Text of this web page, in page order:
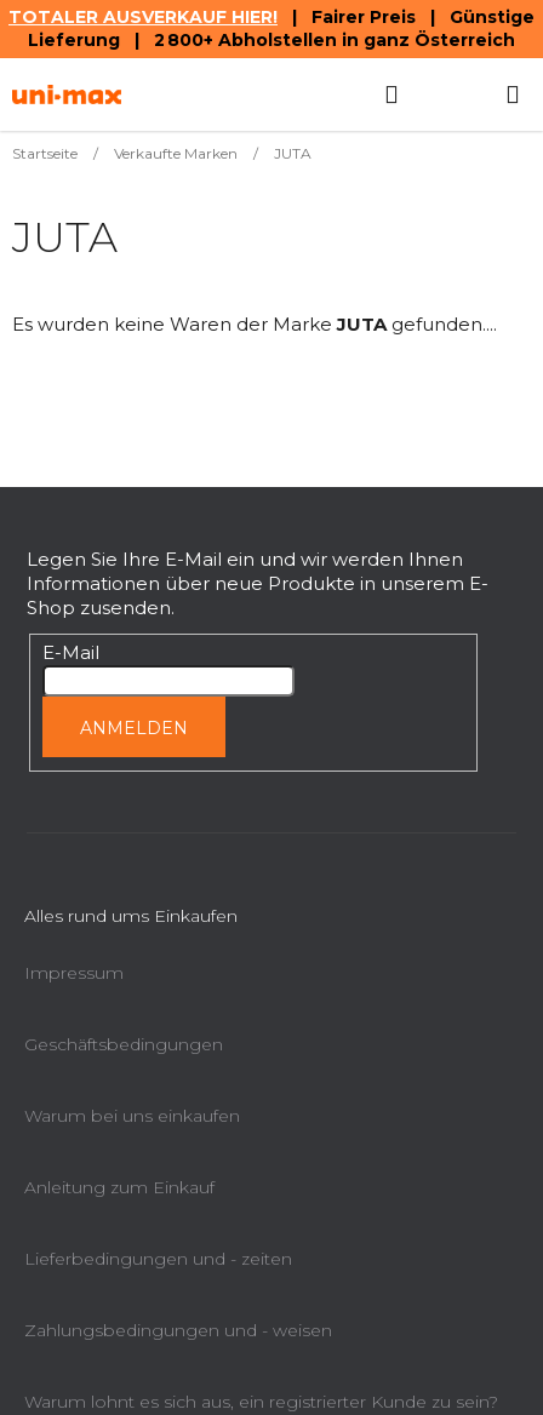
TOTALER AUSVERKAUF HIER! | Fairer Preis | Günstige
Lieferung | 2 800+ Abholstellen in ganz Österreich
Inhalt
Startseite / Verkaufte Marken / JUTA
JUTA
Es wurden keine Waren der MarkeJUTA gefunden....
Legen Sie Ihre E-Mail ein und wir werden Ihnen
Informationen über neue Produkte in unserem E-
Shop zusenden.
E-Mail
ANMELDEN
Alles rund ums Einkaufen
Impressum
Geschäftsbedingungen
Warum bei uns einkaufen
Anleitung zum Einkauf
Lieferbedingungen und - zeiten
Zahlungsbedingungen und - weisen
Warum lohnt es sich aus, ein registrierter Kunde zu sein?